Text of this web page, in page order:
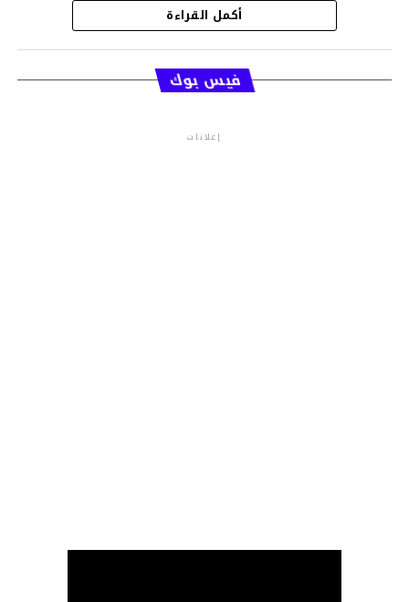
قسم الاخبار
أكمل القراءة
فيس بوك
إعلانات